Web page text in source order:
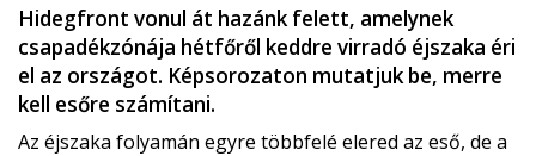
Hidegfront vonul át hazánk felett, amelynek
csapadékzónája hétfőről keddre virradó éjszaka éri
el az országot. Képsorozaton mutatjuk be, merre
kell esőre számítani.
Az éjszaka folyamán egyre többfelé elered az eső, de a